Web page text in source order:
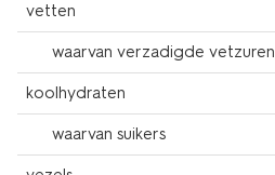
vetten
waarvan verzadigde vetzuren
koolhydraten
waarvan suikers